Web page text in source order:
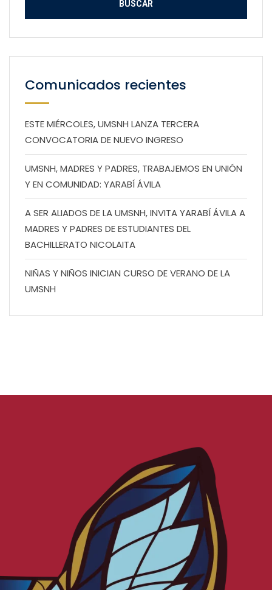
Comunicados recientes
ESTE MIÉRCOLES, UMSNH LANZA TERCERA
CONVOCATORIA DE NUEVO INGRESO
UMSNH, MADRES Y PADRES, TRABAJEMOS EN UNIÓN
Y EN COMUNIDAD: YARABÍ ÁVILA
A SER ALIADOS DE LA UMSNH, INVITA YARABÍ ÁVILA A
MADRES Y PADRES DE ESTUDIANTES DEL
BACHILLERATO NICOLAITA
NIÑAS Y NIÑOS INICIAN CURSO DE VERANO DE LA
UMSNH